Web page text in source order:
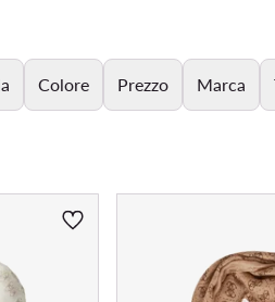
Colore Prezzo Marca